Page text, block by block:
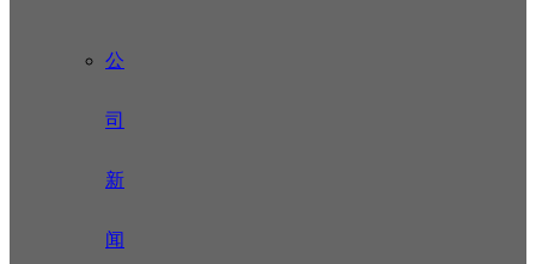
公
司
新
闻